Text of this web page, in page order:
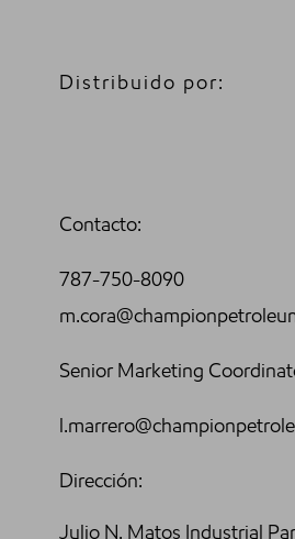
Distribuido por:
Contacto:
787-750-8090
Senior Marketing
Dirección:
Julio N. Matos Industrial